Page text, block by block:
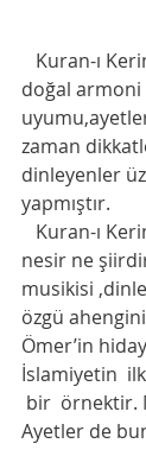
doğal armoni
zaman
dinleyenler
yapmıştır.
nesir ne
musikisi
özgü
Ömer’in
İslamiyetin
bir  örnektir.
Ayetler de